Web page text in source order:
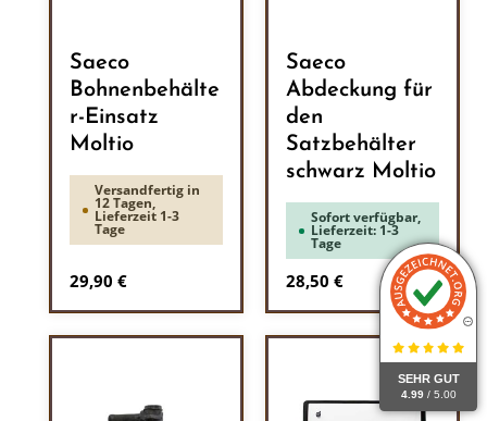
SEHR GUT
4.99 / 5.00
Saeco
Bohnenbehälte
r-Einsatz
Moltio
Versandfertig in
12 Tagen,
Lieferzeit 1-3
Tage
Regulärer Preis:
29,90 €
Saeco
Abdeckung für
den
Satzbehälter
schwarz Moltio
Sofort verfügbar,
Lieferzeit: 1-3
Tage
Regulärer Preis:
28,50 €